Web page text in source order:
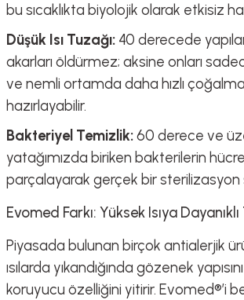
bu sıcaklıkta biyolojik olarak etkisiz
Düşük Isı Tuzağı: 40 derecede
akarları öldürmez; aksine onları
ve nemli ortamda daha hızlı
hazırlayabilir.
Bakteriyel Temizlik:60 derece ve
yatağımızda biriken bakterilerin hücre
parçalayarak gerçek bir sterilizasyon
Evomed Farkı: Yüksek Isıya
Piyasada bulunan birçok antialerjik
ısılarda yıkandığında gözenek
koruyucu özelliğini yitirir. Evomed®’i